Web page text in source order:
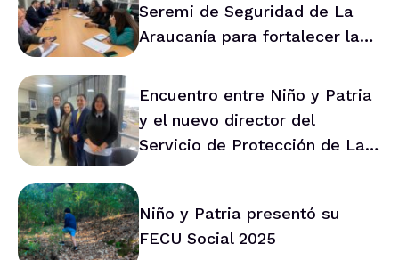
Seremi de Seguridad de La
Araucanía para fortalecer la
Encuentro entre Niño y Patria
y el nuevo director del
Servicio de Protección de La
Niño y Patria presentó su
FECU Social 2025